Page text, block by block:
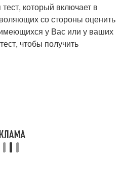
который включает в
со стороны оценить
у Вас или у ваших
чтобы получить